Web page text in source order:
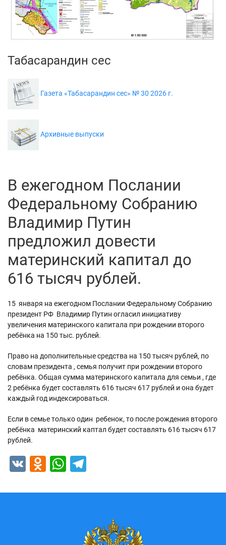
В ежегодном Послании
Федеральному Собранию
Владимир Путин
предложил довести
материнский капитал до
616 тысяч рублей.
15 января на ежегодном Послании Федеральному Собранию
президент РФ Владимир Путин огласил инициативу
увеличения материнского капитала при рождении второго
ребёнка на 150 тыс. рублей.
Право на дополнительные средства на 150 тысяч рублей, по
словам президента , семья получит при рождении второго
ребёнка. Общая сумма материнского капитала для семьи , где
2 ребёнка будет составлять 616 тысяч 617 рублей и она будет
каждый год индексироваться.
Если в семье только один ребенок, то после рождения второго
ребёнка материнский каптал будет составлять 616 тысяч 617
рублей.
VK Odnoklassniki
WhatsApp
Табасарандин сес
Газета «Табасарандин сес» № 30 2026 г.
Архивные выпуски